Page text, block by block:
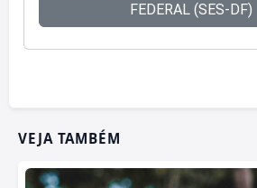
FEDERAL (SES-DF)
VEJA TAMBÉM